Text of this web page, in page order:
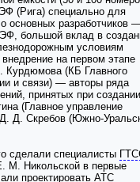
(Рига) специально для
основных разработчиков
большой вклад в
условиям
на первом этапе
Курдюмова (КБ Главного
и связи) — авторы ряда
принятых при создании
(Главное управление
Д. Д. Скребов (Южно-
сделали специалисты
М. Никольской в первые
проектировать АТС